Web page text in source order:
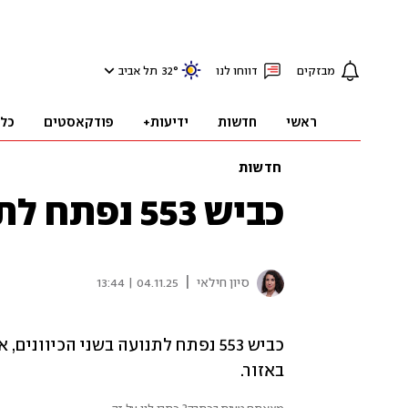
מבזקים דווחו לנו 32° תל אביב
ראשי חדשות ידיעות+ פודקאסטים
חדשות
כביש 553 נפתח לתנועה
סיון חילאי 04.11.25 | 13:44
באזור.